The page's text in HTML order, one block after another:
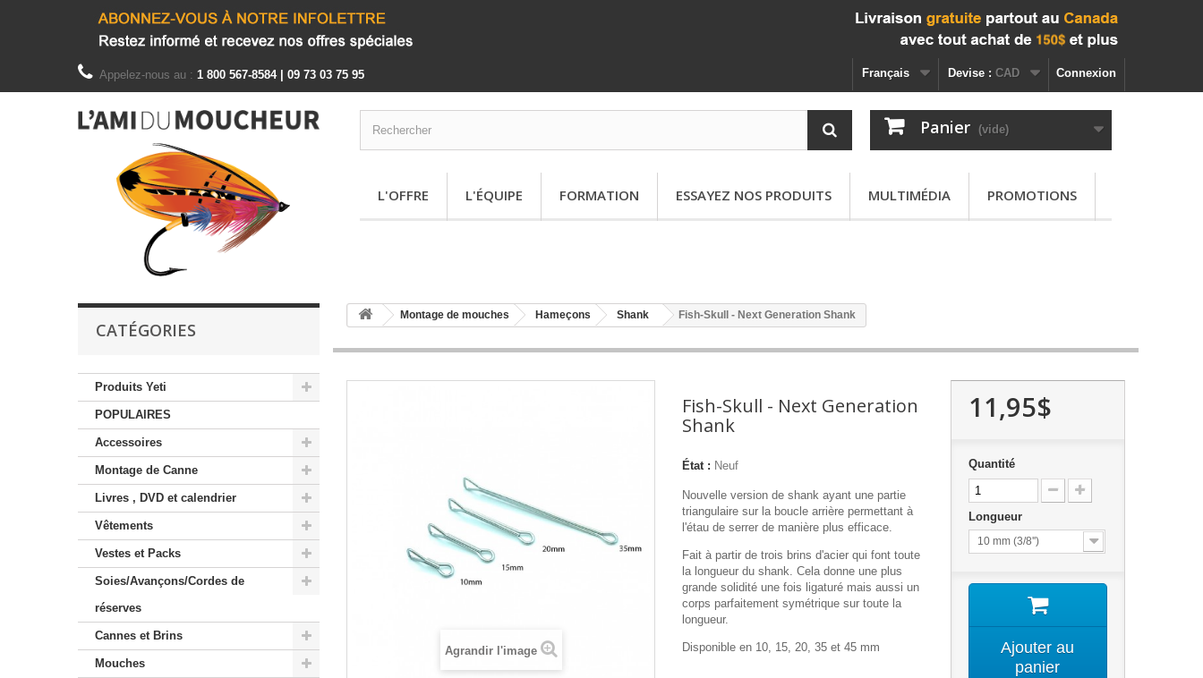
Connexion
Devise : CAD
Français
Appelez-nous au : 1 800 567-8584 | 09 73 03 75 95
Panier (vide)
L'OFFRE L'ÉQUIPE FORMATION ESSAYEZ NOS PRODUITS MULTIMÉDIA PROMOTIONS
CATÉGORIES
Produits Yeti
POPULAIRES
Accessoires
Montage de Canne
Livres , DVD et calendrier
Vêtements
Vestes et Packs
Soies/Avançons/Cordes de
réserves
Cannes et Brins
Mouches
Montage de mouches Hameçons Shank Fish-Skull - Next Generation Shank
Agrandir l'image
Fish-Skull - Next Generation
Shank
État : Neuf
Nouvelle version de shank ayant une partie
triangulaire sur la boucle arrière permettant à
l'étau de serrer de manière plus efficace.
Fait à partir de trois brins d'acier qui font toute
la longueur du shank. Cela donne une plus
grande solidité une fois ligaturé mais aussi un
corps parfaitement symétrique sur toute la
longueur.
Disponible en 10, 15, 20, 35 et 45 mm
11,95$
Quantité
Longueur
10 mm (3/8'')
Ajouter au
panier